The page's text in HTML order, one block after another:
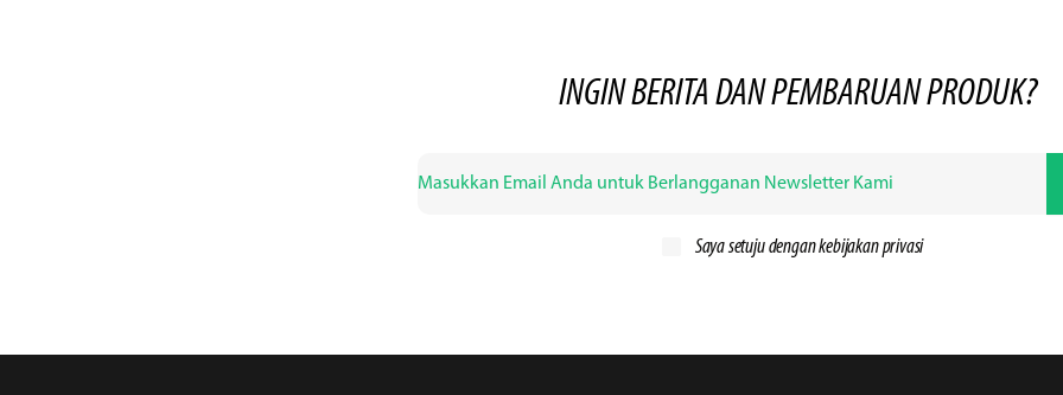
INGIN BERITA DAN PEMBARUAN PRODUK?
Saya setuju dengankebijakan privasi